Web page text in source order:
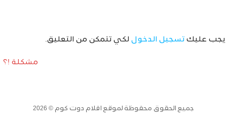
يجب عليك تسجيل الدخول لكي تتمكن من التعليق.
مشكلة !؟
جميع الحقوق محفوظة لموقع افلام دوت كوم © 2026